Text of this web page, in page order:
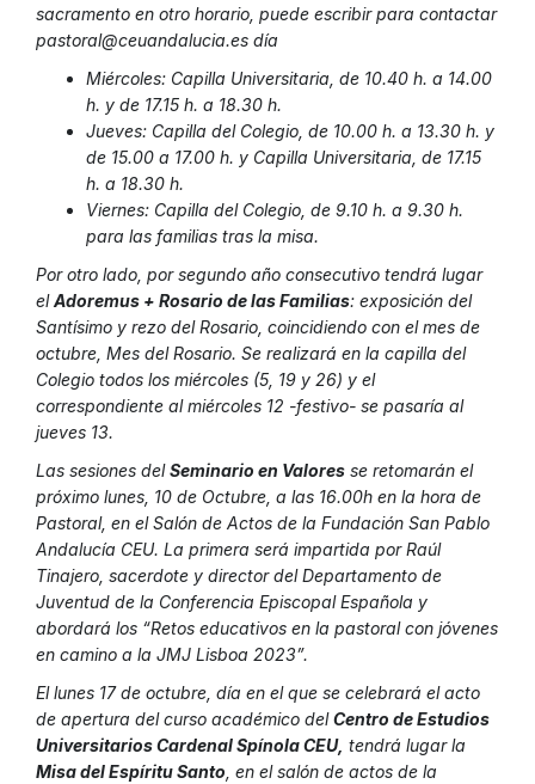
sacramento en otro horario, puede escribir para contactar
pastoral@ceuandalucia.es día
Miércoles: Capilla Universitaria, de 10.40 h. a 14.00
h. y de 17.15 h. a 18.30 h.
Jueves: Capilla del Colegio, de 10.00 h. a 13.30 h. y
de 15.00 a 17.00 h. y Capilla Universitaria, de 17.15
h. a 18.30 h.
Viernes: Capilla del Colegio, de 9.10 h. a 9.30 h.
para las familias tras la misa.
Por otro lado, por segundo año consecutivo tendrá lugar
elAdoremus + Rosario de las Familias: exposición del
Santísimo y rezo del Rosario, coincidiendo con el mes de
octubre, Mes del Rosario. Se realizará en la capilla del
Colegio todos los miércoles (5, 19 y 26) y el
correspondiente al miércoles 12 -festivo- se pasaría al
jueves 13.
Las sesiones delSeminario en Valores se retomarán el
próximo lunes, 10 de Octubre, a las 16.00h en la hora de
Pastoral, en el Salón de Actos de la Fundación San Pablo
Andalucía CEU. La primera será impartida por Raúl
Tinajero, sacerdote y director del Departamento de
Juventud de la Conferencia Episcopal Española y
abordará los “Retos educativos en la pastoral con jóvenes
en camino a la JMJ Lisboa 2023”.
El lunes 17 de octubre, día en el que se celebrará el acto
de apertura del curso académico delCentro de Estudios
Universitarios Cardenal Spínola CEU, tendrá lugar la
Misa del Espíritu Santo , en el salón de actos de la